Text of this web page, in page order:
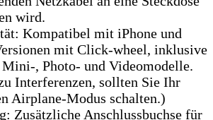
wird.
Kompatibel mit iPhone und
mit Click-wheel, inklusive
, Photo- und Videomodelle.
Interferenzen, sollten Sie Ihr
Airplane-Modus schalten.)
Zusätzliche Anschlussbuchse für